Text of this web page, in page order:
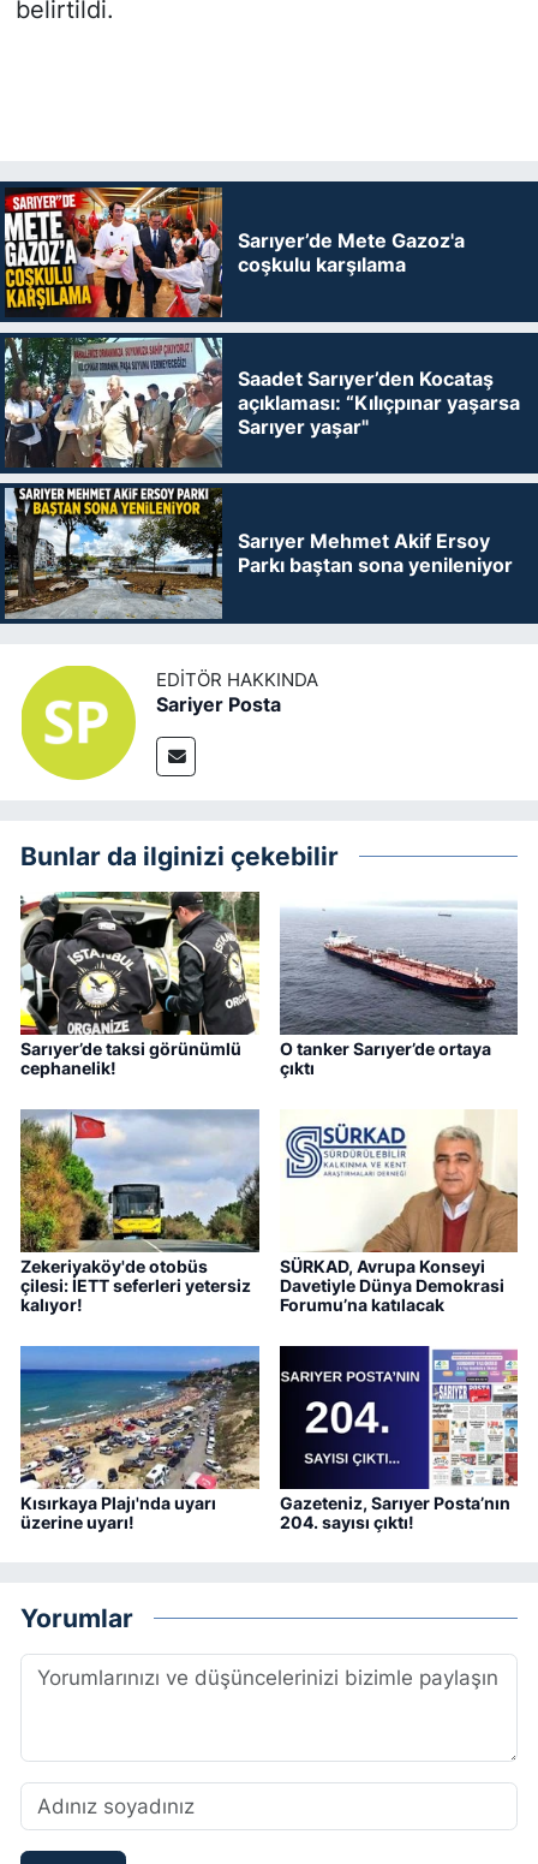
belirtildi.
Sarıyer’de Mete Gazoz'a
coşkulu karşılama
Saadet Sarıyer’den Kocataş
açıklaması: “Kılıçpınar yaşarsa
Sarıyer yaşar"
Sarıyer Mehmet Akif Ersoy
Parkı baştan sona yenileniyor
EDITÖR HAKKINDA
Sariyer Posta
Bunlar da ilginizi çekebilir
Sarıyer’de taksi görünümlü
cephanelik!
O tanker Sarıyer’de ortaya
çıktı
Zekeriyaköy'de otobüs
çilesi: İETT seferleri yetersiz
kalıyor!
SÜRKAD, Avrupa Konseyi
Davetiyle Dünya Demokrasi
Forumu’na katılacak
Kısırkaya Plajı'nda uyarı
üzerine uyarı!
Gazeteniz, Sarıyer Posta’nın
204. sayısı çıktı!
Yorumlar